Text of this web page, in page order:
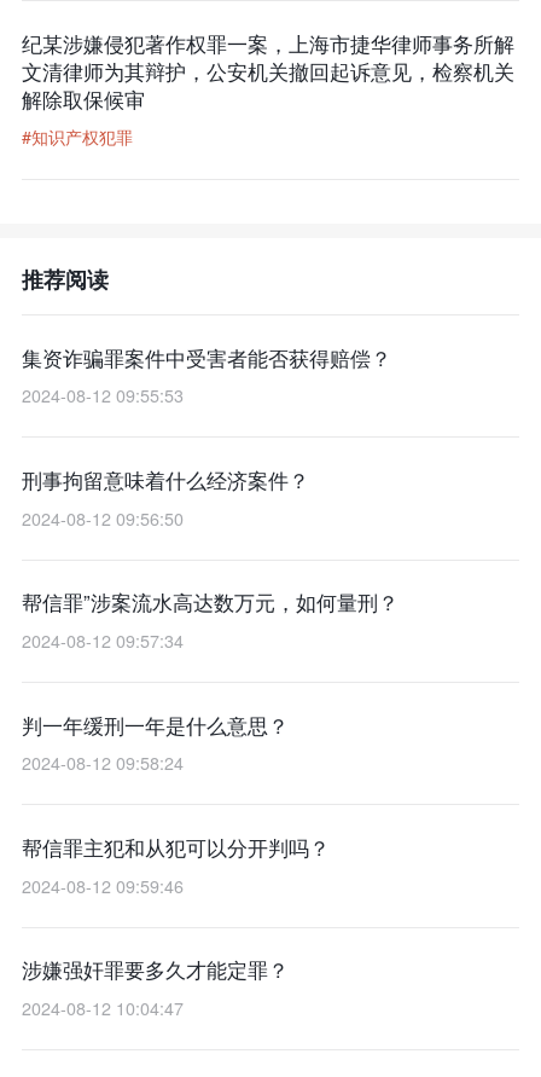
纪某涉嫌侵犯著作权罪一案，上海市捷华律师事务所解
文清律师为其辩护，公安机关撤回起诉意见，检察机关
解除取保候审
#知识产权犯罪
推荐阅读
集资诈骗罪案件中受害者能否获得赔偿？
2024-08-12 09:55:53
刑事拘留意味着什么经济案件？
2024-08-12 09:56:50
帮信罪”涉案流水高达数万元，如何量刑？
2024-08-12 09:57:34
判一年缓刑一年是什么意思？
2024-08-12 09:58:24
帮信罪主犯和从犯可以分开判吗？
2024-08-12 09:59:46
涉嫌强奸罪要多久才能定罪？
2024-08-12 10:04:47